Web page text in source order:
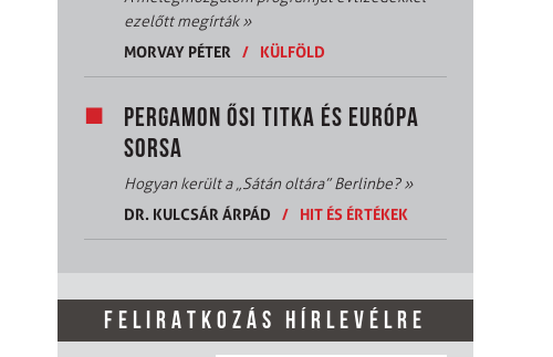
ezelőtt megírták»
MORVAY PÉTER
/ KÜLFÖLD
PERGAMON ŐSI TITKA ÉS EURÓPA
SORSA
Hogyan került a „Sátán oltára” Berlinbe?»
DR. KULCSÁR ÁRPÁD
/ HIT ÉS ÉRTÉKEK
FELIRATKOZÁS HÍRLEVÉLRE